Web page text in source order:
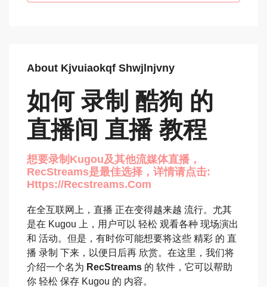
About Kjvuiaokqf Shwjlnjvny
如何 录制 酷狗 的
直播间 直播 教程
想要录制kugou及其他流媒体直播，
RecStreams是最佳选择，详情请点击:
Https://recstreams.com
在全互联网上，直播 正在变得越来越 流行。尤其
是在 Kugou 上，用户可以 轻松 观看各种 现场演出
和 活动。但是，有时你可能想要将这些 精彩 的 直
播 录制 下来，以便日后再 欣赏。在这里，我们将
介绍一个名为 RecStreams 的 软件，它可以帮助
你 轻松 保存 Kugou 的 内容。